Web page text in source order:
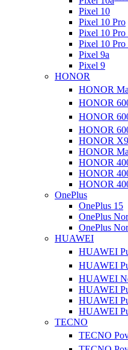
Pixel 10
Pixel 10 Pro
Pixel 10
Pixel 10 Pro
Pixel 9a
Pixel 9
HONOR
HONOR
HONOR
HONOR
HONOR
HONOR
HONOR
HONOR
HONOR
HONOR
OnePlus
OnePlus 15
OnePlus
OnePlus
HUAWEI
HUAWEI
HUAWEI
HUAWEI
HUAWEI
HUAWEI
HUAWEI
TECNO
TECNO